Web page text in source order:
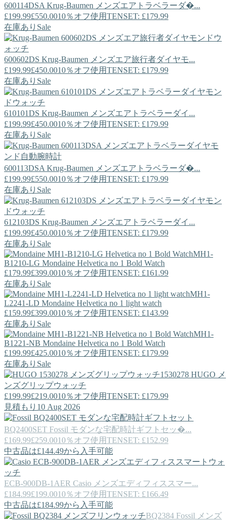
600114DSA Krug-Baumen メンズエアトラベラーダ�...
£199.99£550.0010％オフ使用TENSET: £179.99
在庫あり Sale
600602DS Krug-Baumen メンズエア旅行者ダイヤモ...
£199.99£450.0010％オフ使用TENSET: £179.99
在庫あり Sale
610101DS Krug-Baumen メンズエアトラベラーダイ...
£199.99£450.0010％オフ使用TENSET: £179.99
在庫あり Sale
600113DSA Krug-Baumen メンズエアトラベラーダ�...
£199.99£550.0010％オフ使用TENSET: £179.99
在庫あり Sale
612103DS Krug-Baumen メンズエアトラベラーダイ...
£199.99£450.0010％オフ使用TENSET: £179.99
在庫あり Sale
MH1-
B1210-LG Mondaine Helvetica no 1 Bold Watch
£179.99£399.0010％オフ使用TENSET: £161.99
在庫あり Sale
MH1-
L2241-LD Mondaine Helvetica no 1 light watch
£159.99£399.0010％オフ使用TENSET: £143.99
在庫あり Sale
MH1-
B1221-NB Mondaine Helvetica no 1 Bold Watch
£199.99£425.0010％オフ使用TENSET: £179.99
在庫あり Sale
1530278 HUGO メ
ンズグリップウォッチ
£199.99£219.0010％オフ使用TENSET: £179.99
見積もり10 Aug 2026
BQ2400SET Fossil モダンな宅配時計ギフトセッ�...
£169.99£259.0010％オフ使用TENSET: £152.99
中古品は£144.49から入手可能
ECB-900DB-1AER Casio メンズエディフィススマー...
£184.99£199.0010％オフ使用TENSET: £166.49
中古品は£184.99から入手可能
BQ2384 Fossil メンズ